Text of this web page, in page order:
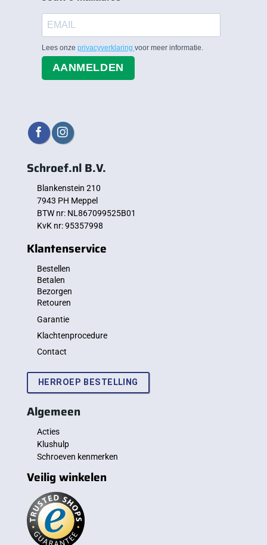
Lees onze privacyverklaring voor meer informatie.
AANMELDEN
Schroef.nl B.V.
Blankenstein 210
7943 PH Meppel
BTW nr: NL867099525B01
KvK nr: 95357998
Klantenservice
Bestellen
Betalen
Bezorgen
Retouren
Garantie
Klachtenprocedure
Contact
HERROEP BESTELLING
Algemeen
Acties
Klushulp
Schroeven kenmerken
Veilig winkelen